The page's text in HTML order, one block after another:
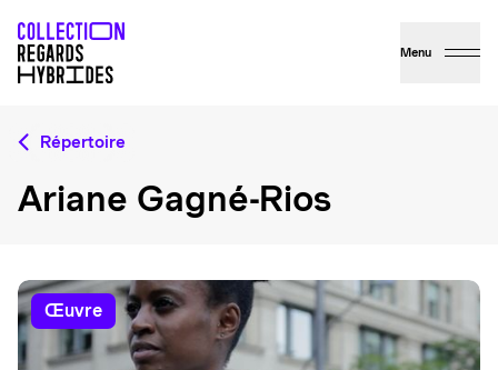
Menu
Répertoire
Ariane Gagné-Rios
œuvre